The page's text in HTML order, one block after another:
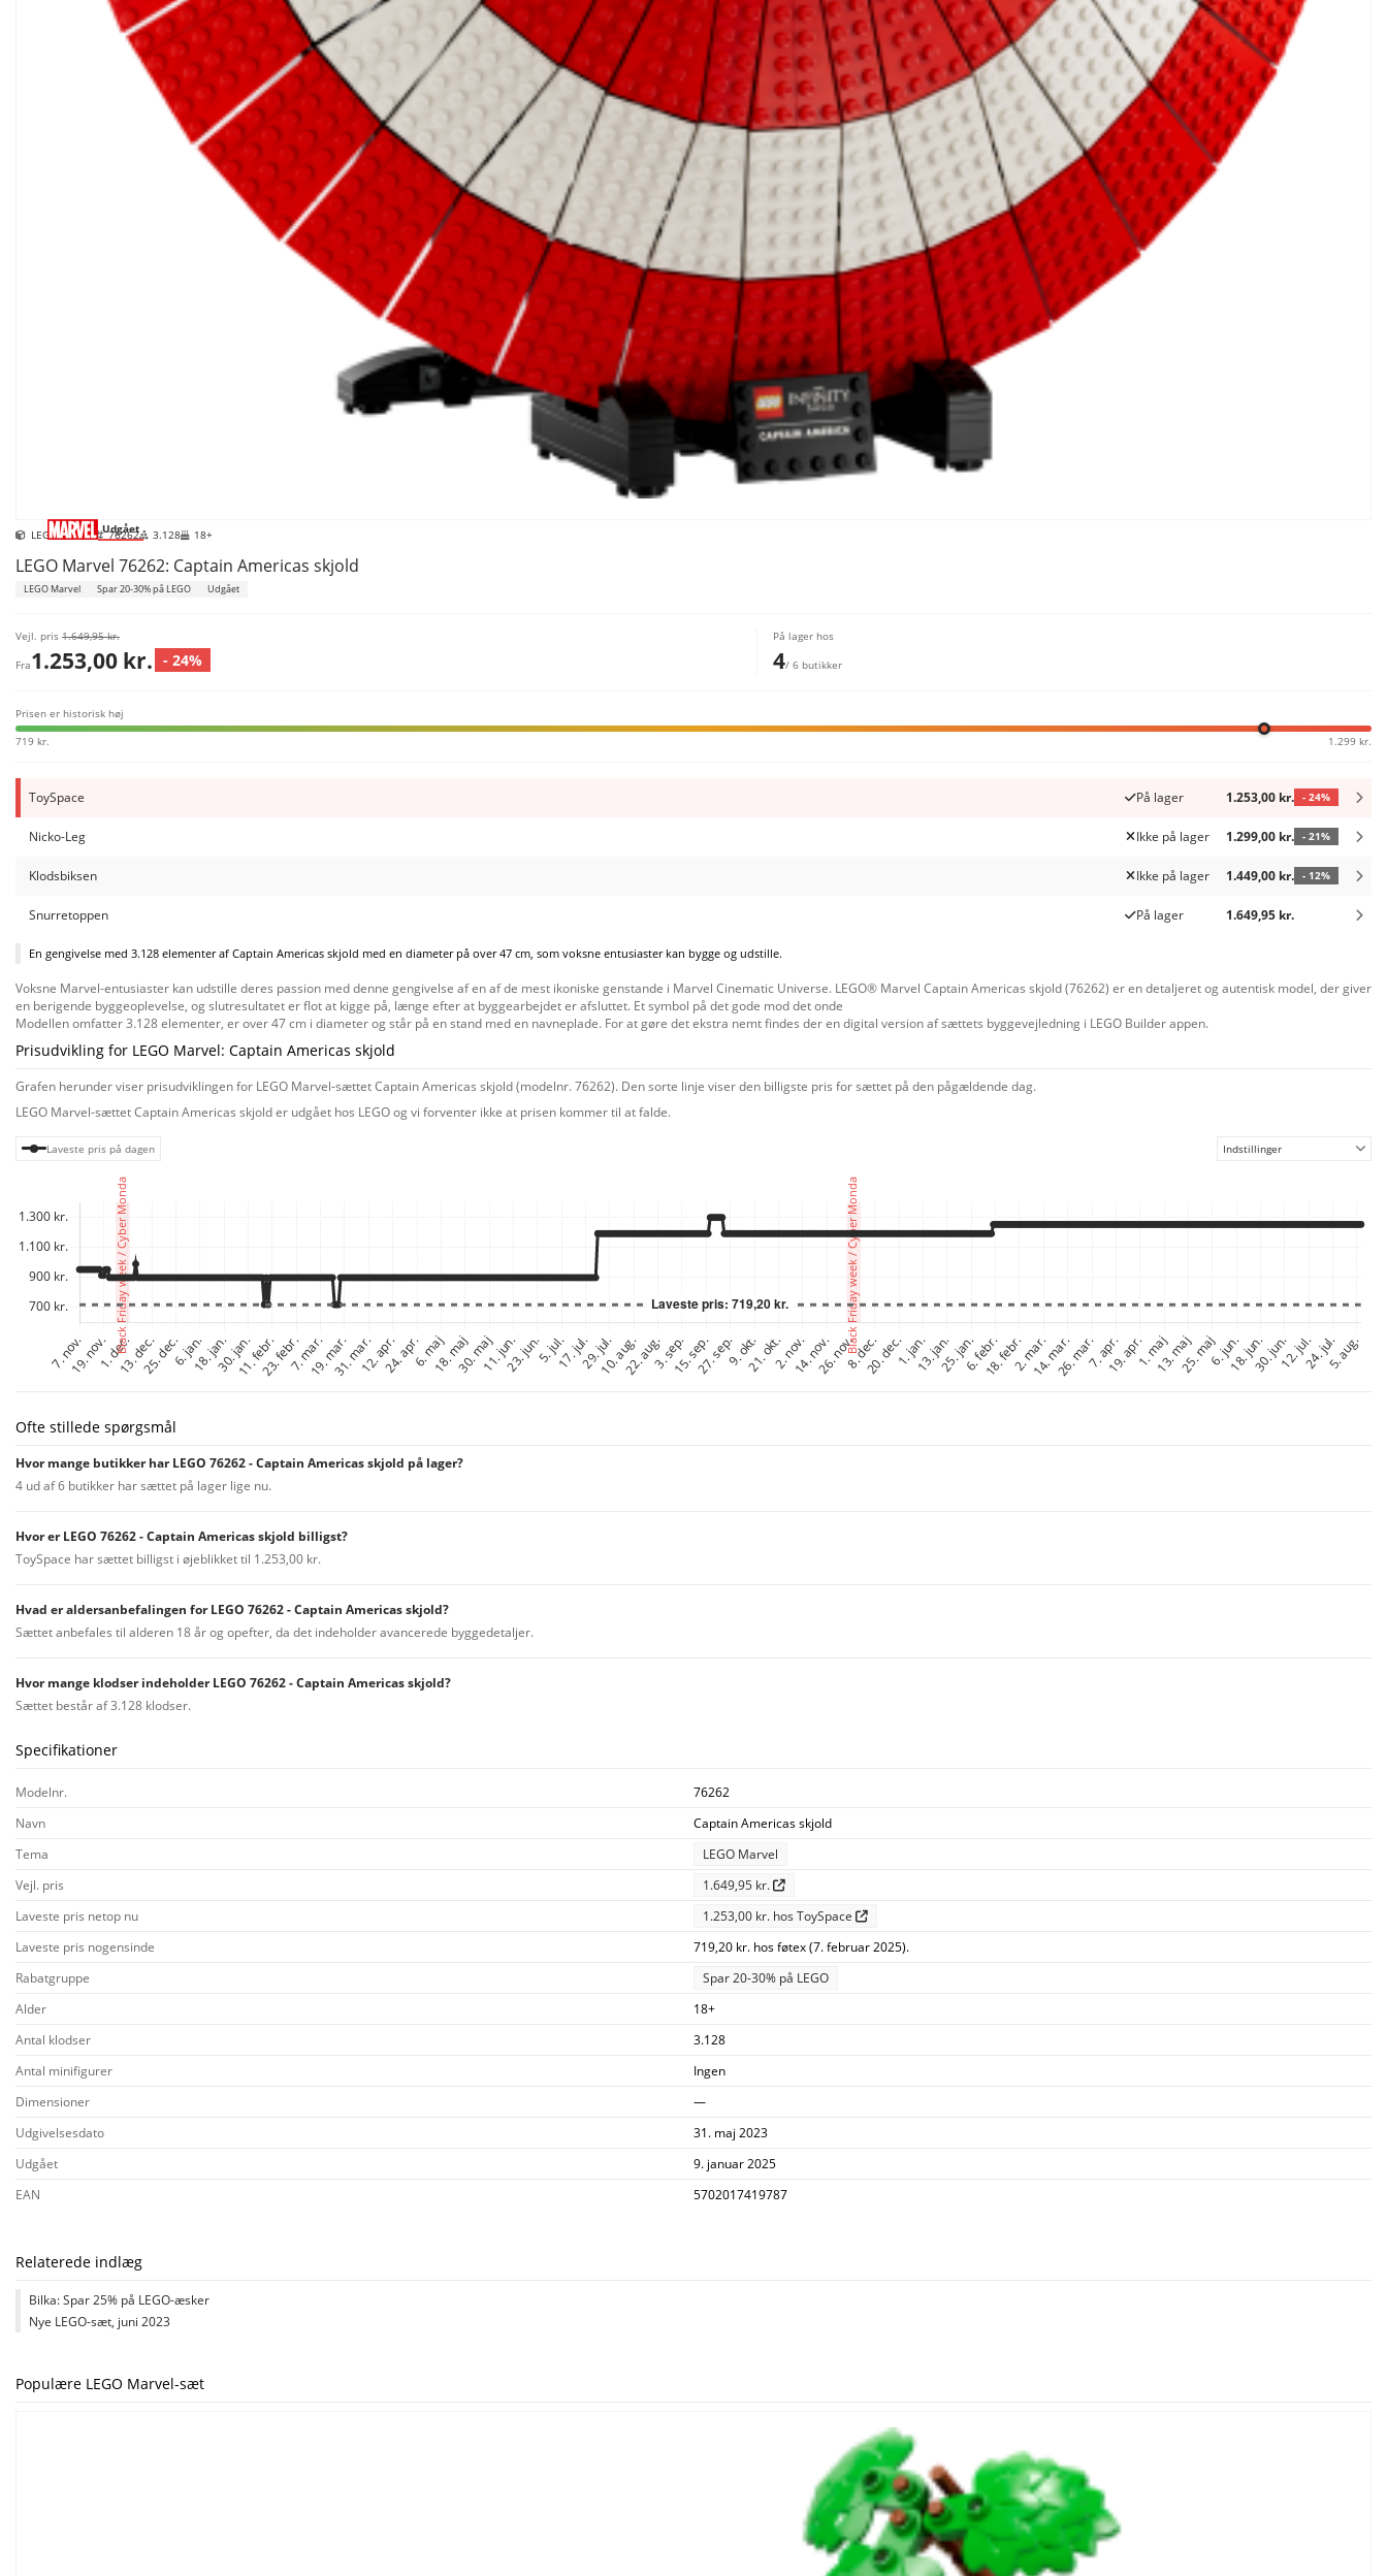
Udgået
LEGO Marvel 76262 3.128 18+
LEGO Marvel 76262: Captain Americas skjold
LEGO Marvel Spar 20-30% på LEGO Udgået
Vejl. pris 1.649,95 kr.
Fra1.253,00 kr. - 24%
På lager hos
4/ 6 butikker
Prisen er historisk høj
719 kr. 1.299 kr.
ToySpace På lager 1.253,00 kr. - 24%
Nicko-Leg Ikke på lager 1.299,00 kr. - 21%
Klodsbiksen Ikke på lager 1.449,00 kr. - 12%
Snurretoppen På lager 1.649,95 kr.
En gengivelse med 3.128 elementer af Captain Americas skjold med en diameter på over 47 cm, som voksne entusiaster kan bygge og udstille.
Voksne Marvel-entusiaster kan udstille deres passion med denne gengivelse af en af de mest ikoniske genstande i Marvel Cinematic Universe. LEGO® Marvel Captain Americas skjold (76262) er en detaljeret og autentisk model, der giver
en berigende byggeoplevelse, og slutresultatet er flot at kigge på, længe efter at byggearbejdet er afsluttet. Et symbol på det gode mod det onde
Modellen omfatter 3.128 elementer, er over 47 cm i diameter og står på en stand med en navneplade. For at gøre det ekstra nemt findes der en digital version af sættets byggevejledning i LEGO Builder appen.
Prisudvikling for LEGO Marvel: Captain Americas skjold
Grafen herunder viser prisudviklingen for LEGO Marvel-sættet Captain Americas skjold (modelnr. 76262). Den sorte linje viser den billigste pris for sættet på den pågældende dag.
LEGO Marvel-sættet Captain Americas skjold er udgået hos LEGO og vi forventer ikke at prisen kommer til at falde.
Laveste pris på dagen Indstillinger
Ofte stillede spørgsmål
Hvor mange butikker har LEGO 76262 - Captain Americas skjold på lager?
4 ud af 6 butikker har sættet på lager lige nu.
Hvor er LEGO 76262 - Captain Americas skjold billigst?
ToySpace har sættet billigst i øjeblikket til 1.253,00 kr.
Hvad er aldersanbefalingen for LEGO 76262 - Captain Americas skjold?
Sættet anbefales til alderen 18 år og opefter, da det indeholder avancerede byggedetaljer.
Hvor mange klodser indeholder LEGO 76262 - Captain Americas skjold?
Sættet består af 3.128 klodser.
Specifikationer
Modelnr.
76262
Navn
Captain Americas skjold
Tema
LEGO Marvel
Vejl. pris
1.649,95 kr.
Laveste pris netop nu
1.253,00 kr. hos ToySpace
Laveste pris nogensinde
719,20 kr. hos føtex (7. februar 2025).
Rabatgruppe
Spar 20-30% på LEGO
Alder
18+
Antal klodser
3.128
Antal minifigurer
Ingen
Dimensioner
—
Udgivelsesdato
31. maj 2023
Udgået
9. januar 2025
EAN
5702017419787
Relaterede indlæg
Bilka: Spar 25% på LEGO-æsker
Nye LEGO-sæt, juni 2023
Populære LEGO Marvel-sæt